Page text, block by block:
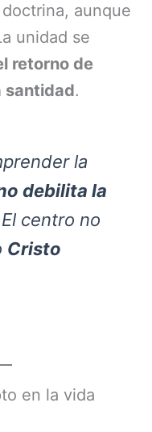
aunque
unidad se
retorno de
santidad.
la
debilita la
centro no
Cristo
en la vida